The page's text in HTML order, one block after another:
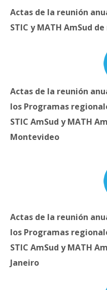
Actas de la reunión
STIC y MATH AmSud
Actas de la reunión
los Programas
STIC AmSud y MATH
Montevideo
Actas de la reunión
los Programas
STIC AmSud y MATH
Janeiro